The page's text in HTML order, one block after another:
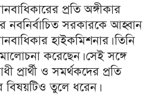
প্রতি অঙ্গীকার
নবনির্বাচিত সরকারকে আহ্বান
হাইকমিশনার। তিনি
করেছেন। সেই সঙ্গে
প্রার্থী ও সমর্থকদের প্রতি
তুলে ধরেন।